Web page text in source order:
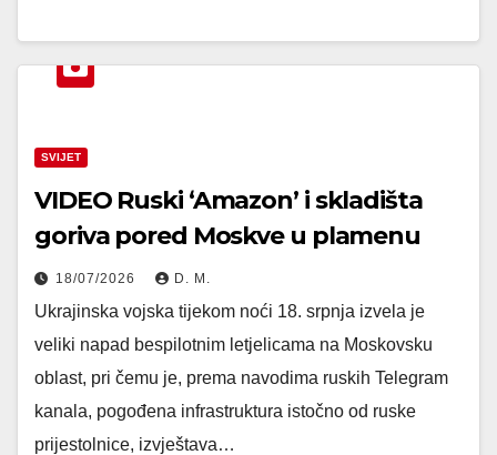
SVIJET
VIDEO Ruski ‘Amazon’ i skladišta
goriva pored Moskve u plamenu
18/07/2026 D. M.
Ukrajinska vojska tijekom noći 18. srpnja izvela je
veliki napad bespilotnim letjelicama na Moskovsku
oblast, pri čemu je, prema navodima ruskih Telegram
kanala, pogođena infrastruktura istočno od ruske
prijestolnice, izvještava…